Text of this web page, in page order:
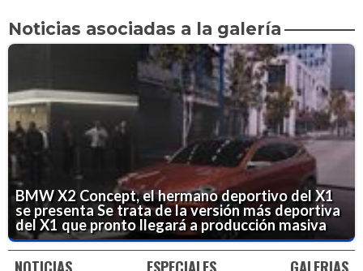
Noticias asociadas a la galería
BMW X2 Concept, el hermano deportivo del X1
se presentaSe trata de la versión más deportiva
del X1 que pronto llegará a producción masiva
NOTICIAS ESPECIALES GALERIAS